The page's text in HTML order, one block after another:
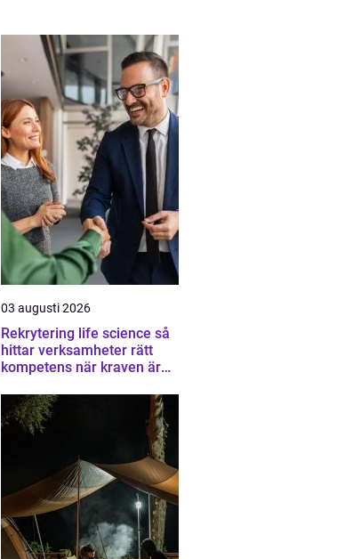
03 augusti 2026
Rekrytering life science så
hittar verksamheter rätt
kompetens när kraven är